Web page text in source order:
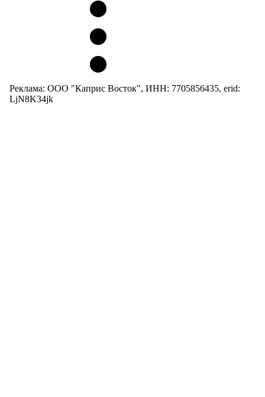
Реклама: ООО "Каприс Восток", ИНН: 7705856435, erid:
LjN8K34jk